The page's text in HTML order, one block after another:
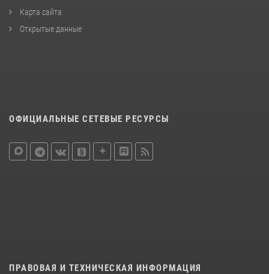
Карта сайта
Открытые данные
ОФИЦИАЛЬНЫЕ СЕТЕВЫЕ РЕСУРСЫ
ПРАВОВАЯ И ТЕХНИЧЕСКАЯ ИНФОРМАЦИЯ